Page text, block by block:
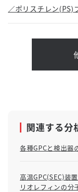
／ポリスチレン(PS)
関連する分
各種GPCと検出器
高温GPC(SEC)装
リオレフィンの分